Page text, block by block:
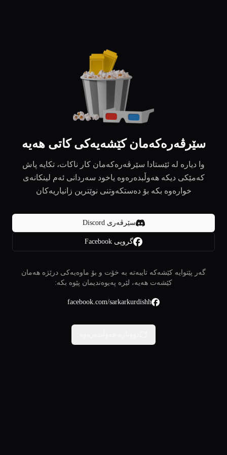
سێرڤەرەکەمان کێشەیەکی کاتی هەیە
وا دیارە لە ئێستادا سێرڤەرەکەمان کار ناکات، تکایە پاش
کەمێکی دیکە هەوڵبدەرەوە یاخود سەردانی ئەم لینکانەی
خوارەوە بکە بۆ دەستکەوتنی نوێترین زانیاریەکان
سێرڤەری Discord
گروپی Facebook
گەر پێتوایە کێشەکە تایبەتە بە خۆت و بۆ ماوەیەکی درێژە هەمان
کێشەت هەیە، لێرە پەیوەندیمان پێوە بکە:
facebook.com/sarkarkurdishh